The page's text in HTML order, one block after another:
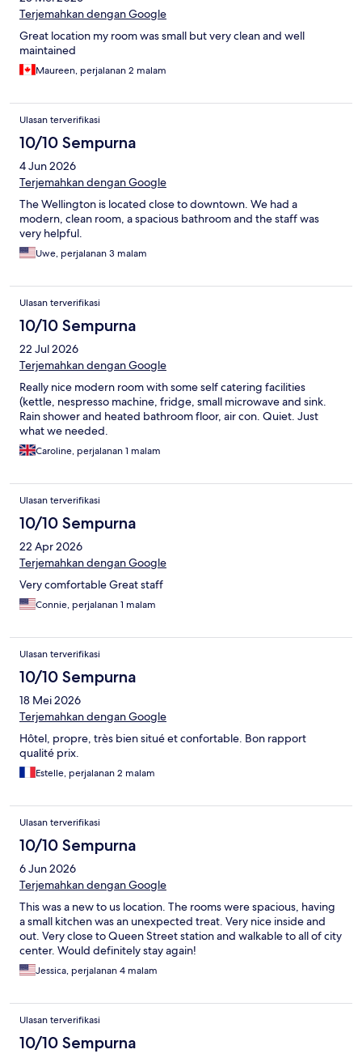
Terjemahkan dengan Google
Great location my room was small but very clean and well
maintained
Maureen, perjalanan 2 malam
Ulasan terverifikasi
10/10 Sempurna
4 Jun 2026
Terjemahkan dengan Google
The Wellington is located close to downtown. We had a
modern, clean room, a spacious bathroom and the staff was
very helpful.
Uwe, perjalanan 3 malam
Ulasan terverifikasi
10/10 Sempurna
22 Jul 2026
Terjemahkan dengan Google
Really nice modern room with some self catering facilities
(kettle, nespresso machine, fridge, small microwave and sink.
Rain shower and heated bathroom floor, air con. Quiet. Just
what we needed.
Caroline, perjalanan 1 malam
Ulasan terverifikasi
10/10 Sempurna
22 Apr 2026
Terjemahkan dengan Google
Very comfortable Great staff
Connie, perjalanan 1 malam
Ulasan terverifikasi
10/10 Sempurna
18 Mei 2026
Terjemahkan dengan Google
Hôtel, propre, très bien situé et confortable. Bon rapport
qualité prix.
Estelle, perjalanan 2 malam
Ulasan terverifikasi
10/10 Sempurna
6 Jun 2026
Terjemahkan dengan Google
This was a new to us location. The rooms were spacious, having
a small kitchen was an unexpected treat. Very nice inside and
out. Very close to Queen Street station and walkable to all of city
center. Would definitely stay again!
Jessica, perjalanan 4 malam
Ulasan terverifikasi
10/10 Sempurna